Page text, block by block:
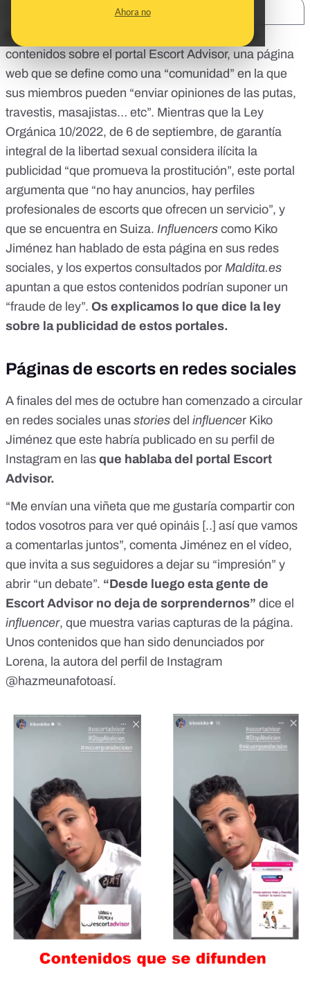
Ahora no
En los últimos días se han hecho virales varios
contenidos sobre el portal Escort Advisor, una página
web que se define como una “comunidad” en la que
sus miembros pueden “enviar opiniones de las putas,
travestis, masajistas… etc”. Mientras que la Ley
Orgánica 10/2022, de 6 de septiembre, de garantía
integral de la libertad sexual considera ilícita la
publicidad “que promueva la prostitución”, este portal
argumenta que “no hay anuncios, hay perfiles
profesionales de escorts que ofrecen un servicio”, y
que se encuentra en Suiza. Influencers como Kiko
Jiménez han hablado de esta página en sus redes
sociales, y los expertos consultados por Maldita.es
apuntan a que estos contenidos podrían suponer un
“fraude de ley”. Os explicamos lo que dice la ley
sobre la publicidad de estos portales.
Páginas de escorts en redes sociales
A finales del mes de octubre han comenzado a circular
en redes sociales unas stories del influencer Kiko
Jiménez que este habría publicado en su perfil de
Instagram en las que hablaba del portal Escort
Advisor.
“Me envían una viñeta que me gustaría compartir con
todos vosotros para ver qué opináis [..] así que vamos
a comentarlas juntos”, comenta Jiménez en el vídeo,
que invita a sus seguidores a dejar su “impresión” y
abrir “un debate”. “Desde luego esta gente de
Escort Advisor no deja de sorprendernos” dice el
influencer, que muestra varias capturas de la página.
Unos contenidos que han sido denunciados por
Lorena, la autora del perfil de Instagram
@hazmeunafotoasí.